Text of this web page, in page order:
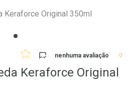
nenhuma avaliação 0
Keraforce Original